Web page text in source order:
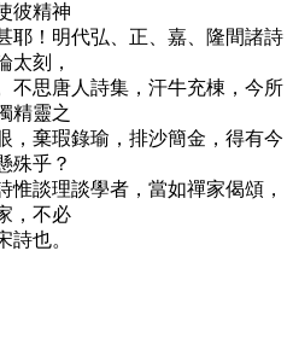
彼精神
耶！明代弘、正、嘉、隆間諸詩
太刻，
不思唐人詩集，汗牛充棟，今所
精靈之
，棄瑕錄瑜，排沙簡金，得有今
殊乎？
惟談理談學者，當如禪家偈頌，
，不必
詩也。